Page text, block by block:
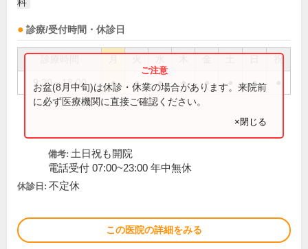
診療/受付時間・休診日
祝
9:30～18:00 ● ● ● ● ● ●
お盆(8月中旬)は休診・休業の場合があります。来院前
に必ず医療機関に直接ご確認ください。
×閉じる
備考: 土日祝も開院
電話受付 07:00~23:00 年中無休
休診日: 不定休
この医院の詳細をみる